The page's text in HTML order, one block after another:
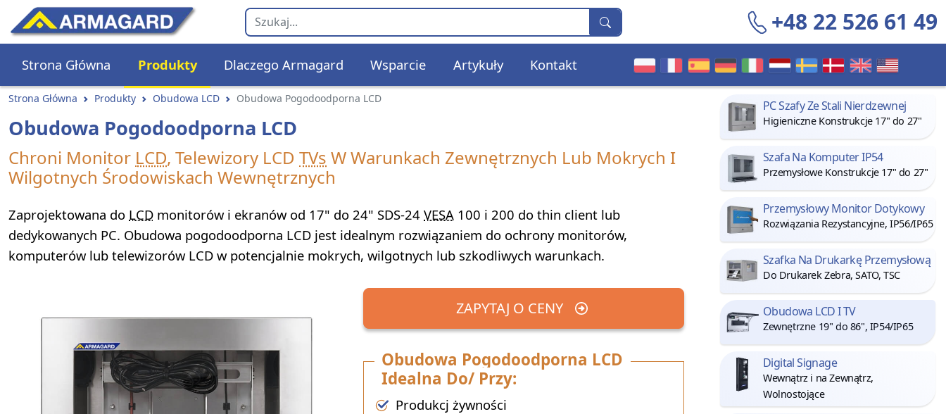
+48 22 526 61 49
Strona Główna Produkty Dlaczego Armagard Wsparcie Artykuły Kontakt
Strona Główna Produkty Obudowa LCD Obudowa Pogodoodporna LCD
Obudowa Pogodoodporna LCD
Chroni Monitor LCD, Telewizory LCD TVs W Warunkach Zewnętrznych Lub Mokrych I
Wilgotnych Środowiskach Wewnętrznych
Zaprojektowana do LCD monitorów i ekranów od 17" do 24" SDS-24 VESA 100 i 200 do thin client lub
dedykowanych PC. Obudowa pogodoodporna LCD jest idealnym rozwiązaniem do ochrony monitorów,
komputerów lub telewizorów LCD w potencjalnie mokrych, wilgotnych lub szkodliwych warunkach.
ZAPYTAJ O CENY
Obudowa Pogodoodporna LCD
Idealna Do/ Przy:
Produkcj żywności
PC Szafy Ze Stali Nierdzewnej
Higieniczne Konstrukcje 17" do 27"
Szafa Na Komputer IP54
Przemysłowe Konstrukcje 17" do 27"
Przemysłowy Monitor Dotykowy
Rozwiązania Rezystancyjne, IP56/IP65
Szafka Na Drukarkę Przemysłową
Do Drukarek Zebra, SATO, TSC
Obudowa LCD I TV
Zewnętrzne 19" do 86", IP54/IP65
Digital Signage
Wewnątrz i na Zewnątrz,
Wolnostojące